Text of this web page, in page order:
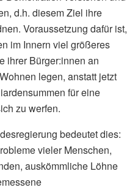
d.h. diesem Ziel ihre
Voraussetzung dafür ist,
im Innern viel größeres
ihrer Bürger:innen an
legen, anstatt jetzt
für eine
zu werfen.
bedeutet dies:
vieler Menschen,
auskömmliche Löhne